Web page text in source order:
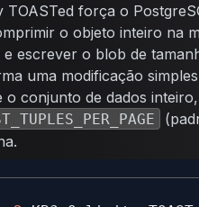
TOASTed força o
o objeto inteiro na
e escrever o blob de
uma modificação
conjunto de dados